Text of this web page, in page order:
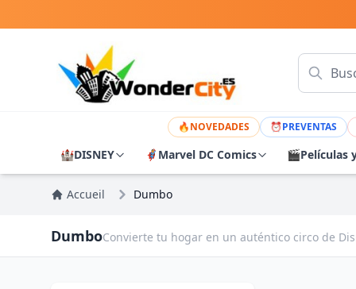
🔥NOVEDADES ⏰PREVENTAS
🏰DISNEY 🦸 Marvel DC Comics 🎬Películas
Accueil Dumbo
DumboConvierte tu hogar en un auténtico circo de